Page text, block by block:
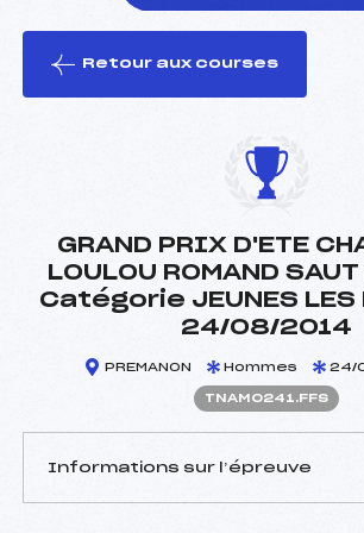
le ski
Retour aux courses
GRAND PRIX D'ETE
LOULOU ROMAND
Catégorie JEUNES LES
24/08/2014
PREMANON Hommes 24/
TNAM0241.FFS
Informations sur l’épreuve